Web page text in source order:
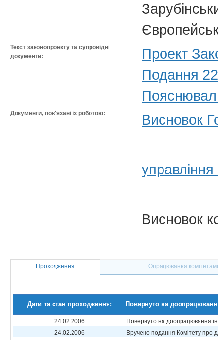
Текст законопроекту та супровідні
документи:
Проект
Подання
Документи, пов'язані із роботою: Висновок
Висновок
Проходження Опрацювання
Дати та стан проходження: Повернуто на
24.02.2006
Повернуто на доопрацювання
24.02.2006
Вручено подання Комітету про